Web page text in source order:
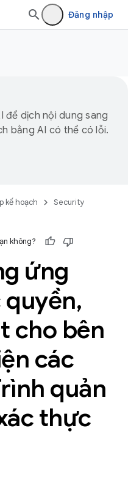
Đăng nhập
để dịch nội dung sang
bằng AI có thể có lỗi.
kế hoạch
Security
không?
ứng
quyền,
cho bên
các
quản
thực